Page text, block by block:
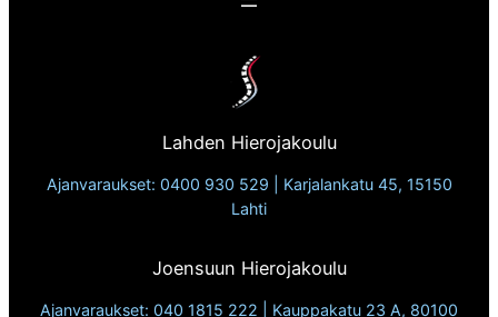
Lahden Hierojakoulu
Ajanvaraukset: 0400 930 529 | Karjalankatu 45, 15150
Lahti
Joensuun Hierojakoulu
Ajanvaraukset: 040 1815 222 | Kauppakatu 23 A, 80100